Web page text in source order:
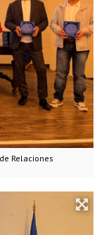
Relaciones